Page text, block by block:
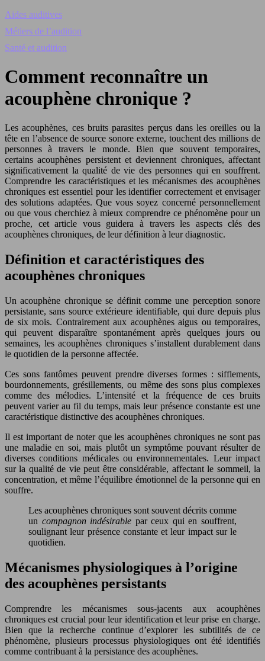
Aides auditives
Métiers de l’audition
Santé et audition
Comment reconnaître un
acouphène chronique ?
Les acouphènes, ces bruits parasites perçus dans les oreilles ou la
tête en l’absence de source sonore externe, touchent des millions de
personnes à travers le monde. Bien que souvent temporaires,
certains acouphènes persistent et deviennent chroniques, affectant
significativement la qualité de vie des personnes qui en souffrent.
Comprendre les caractéristiques et les mécanismes des acouphènes
chroniques est essentiel pour les identifier correctement et envisager
des solutions adaptées. Que vous soyez concerné personnellement
ou que vous cherchiez à mieux comprendre ce phénomène pour un
proche, cet article vous guidera à travers les aspects clés des
acouphènes chroniques, de leur définition à leur diagnostic.
Définition et caractéristiques des
acouphènes chroniques
Un acouphène chronique se définit comme une perception sonore
persistante, sans source extérieure identifiable, qui dure depuis plus
de six mois. Contrairement aux acouphènes aigus ou temporaires,
qui peuvent disparaître spontanément après quelques jours ou
semaines, les acouphènes chroniques s’installent durablement dans
le quotidien de la personne affectée.
Ces sons fantômes peuvent prendre diverses formes : sifflements,
bourdonnements, grésillements, ou même des sons plus complexes
comme des mélodies. L’intensité et la fréquence de ces bruits
peuvent varier au fil du temps, mais leur présence constante est une
caractéristique distinctive des acouphènes chroniques.
Il est important de noter que les acouphènes chroniques ne sont pas
une maladie en soi, mais plutôt un symptôme pouvant résulter de
diverses conditions médicales ou environnementales. Leur impact
sur la qualité de vie peut être considérable, affectant le sommeil, la
concentration, et même l’équilibre émotionnel de la personne qui en
souffre.
Les acouphènes chroniques sont souvent décrits comme
un compagnon indésirable par ceux qui en souffrent,
soulignant leur présence constante et leur impact sur le
quotidien.
Mécanismes physiologiques à l’origine
des acouphènes persistants
Comprendre les mécanismes sous-jacents aux acouphènes
chroniques est crucial pour leur identification et leur prise en charge.
Bien que la recherche continue d’explorer les subtilités de ce
phénomène, plusieurs processus physiologiques ont été identifiés
comme contribuant à la persistance des acouphènes.